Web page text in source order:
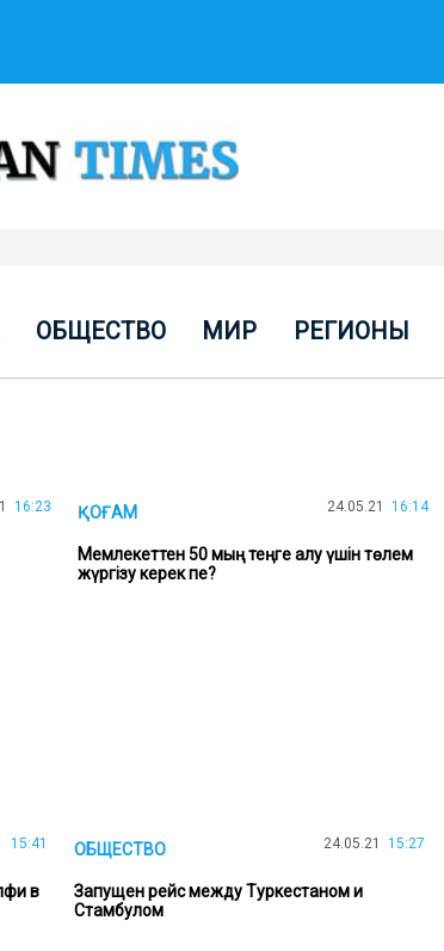
ОБЩЕСТВО МИР РЕГИОНЫ
16:23 ҚОҒАМ 24.05.21 16:14
Мемлекеттен 50 мың теңге алу үшін төлем
жүргізу керек пе?
15:41
в
ОБЩЕСТВО 24.05.21 15:27
Запущен рейс между Туркестаном и
Стамбулом